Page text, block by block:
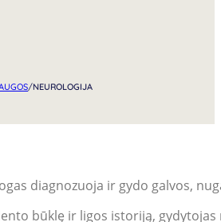
/NEUROLOGIJA
diagnozuoja ir gydo galvos,
būklę ir ligos istoriją,